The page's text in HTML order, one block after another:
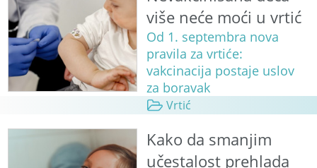
više neće moći u vrtić
Od 1. septembra nova
pravila za vrtiće:
vakcinacija postaje uslov
za boravak
Vrtić
Kako da smanjim
učestalost prehlada